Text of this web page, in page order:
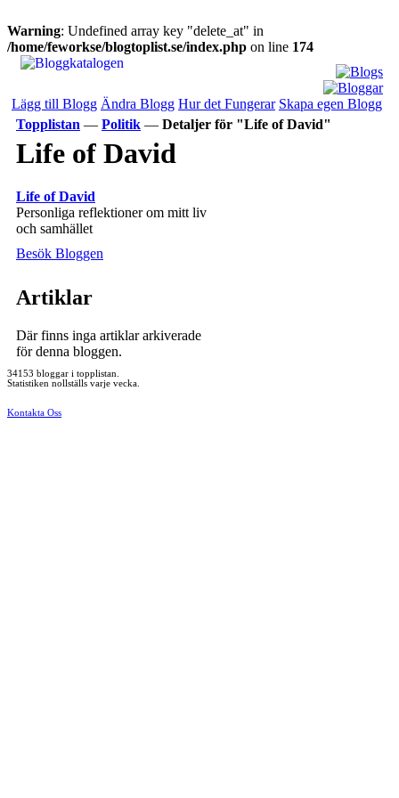
Warning: Undefined array key "delete_at" in
/home/feworkse/blogtoplist.se/index.php on line 174
Lägg till Blogg Ändra Blogg Hur det Fungerar Skapa egen Blogg
Topplistan — Politik — Detaljer för "Life of David"
Life of David
Life of David
Personliga reflektioner om mitt liv
och samhället
Besök Bloggen
Artiklar
Där finns inga artiklar arkiverade
för denna bloggen.
34153 bloggar i topplistan.
Statistiken nollställs varje vecka.
Kontakta Oss